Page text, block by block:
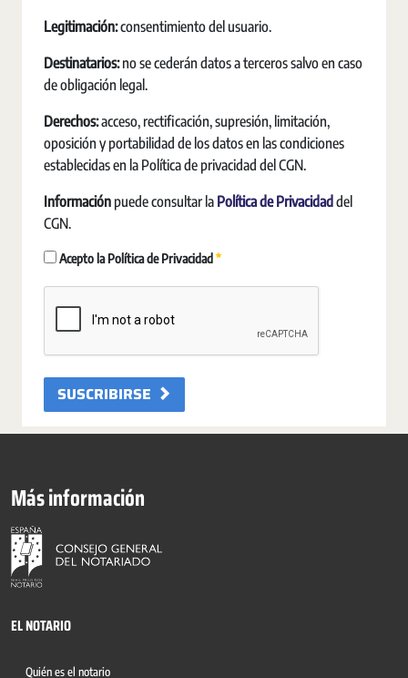
Legitimación:consentimiento del usuario.
Destinatarios:no se cederán datos a terceros salvo en caso
de obligación legal.
Derechos:acceso, rectificación, supresión, limitación,
oposición y portabilidad de los datos en las condiciones
establecidas en la Política de privacidad del CGN.
Información puede consultar la Política de Privacidad del
CGN.
Acepto la Política de Privacidad Erforderlich
SUSCRIBIRSE
Más información
EL NOTARIO
Quién es el notario